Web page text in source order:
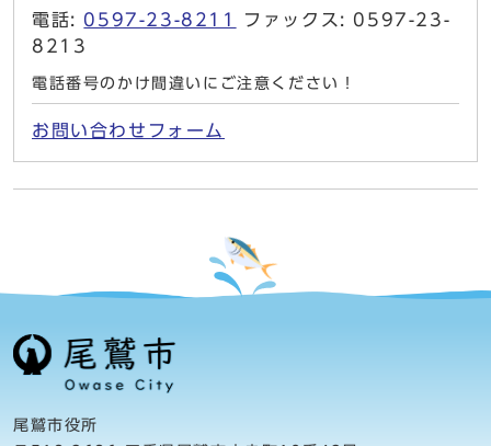
電話: 0597-23-8211
ファックス: 0597-23-
8213
電話番号のかけ間違いにご注意ください！
お問い合わせフォーム
尾鷲市役所